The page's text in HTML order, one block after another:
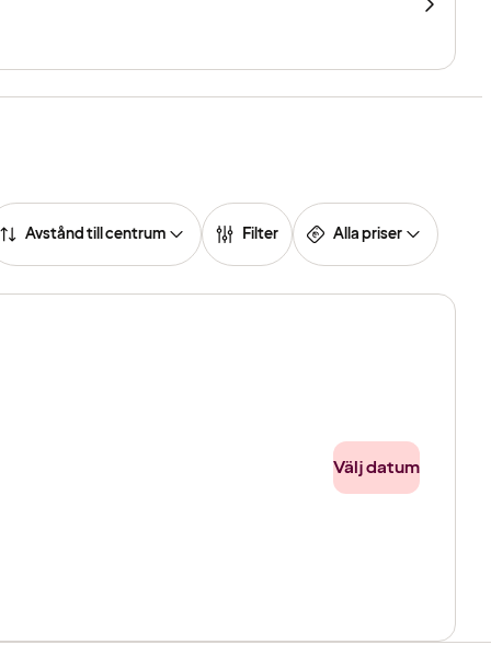
Avstånd till centrum Filter Alla priser
Välj datum